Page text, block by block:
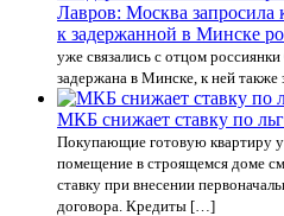
Лавров: Москва запросила
к задержанной в Минске
уже связались с отцом
задержана в Минске, к ней
МКБ снижает ставку по
Покупающие готовую квартиру
помещение в строящемся доме
ставку при внесении
договора. Кредиты […]